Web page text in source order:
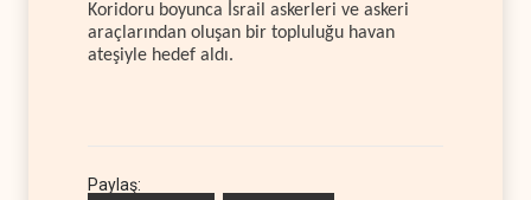
Koridoru boyunca İsrail askerleri ve askeri
araçlarından oluşan bir topluluğu havan
ateşiyle hedef aldı.
Paylaş: